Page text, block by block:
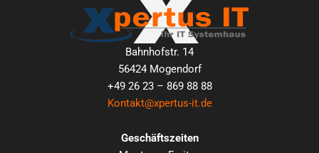
Bahnhofstr. 14
56424 Mogendorf
+49 26 23 – 869 88 88
Kontakt@xpertus-it.de
Geschäftszeiten